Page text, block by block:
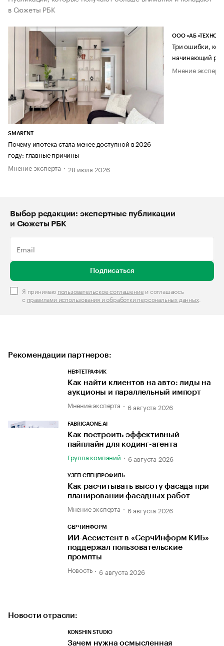
в Сюжеты РБК
SMARENT
Почему ипотека стала менее доступной в 2026
году: главные причины
Мнение эксперта
28 июля 2026
ООО «АБ
Три ошибки,
начинающий
Мнение
Выбор редакции: экспертные публикации
и Сюжеты РБК
Подписаться
Я принимаю пользовательское соглашениеи соглашаюсь
с правилами использования и обработки персональных данных.
Рекомендации партнеров:
НЕФТЕТРАФИК
Как найти клиентов на авто: лиды на
аукционы и параллельный импорт
Мнение эксперта 6 августа 2026
FABRICAONE.AI
Как построить эффективный
пайплайн для кодинг-агента
Группа компаний 6 августа 2026
УЗГП СПЕЦПРОФИЛЬ
Как расчитывать высоту фасада при
планировании фасадных работ
Мнение эксперта 6 августа 2026
СЁРЧИНФОРМ
ИИ-Ассистент в «СерчИнформ КИБ»
поддержал пользовательские
промпты
Новость 6 августа 2026
Новости отрасли:
KONSHIN STUDIO
Зачем нужна осмысленная